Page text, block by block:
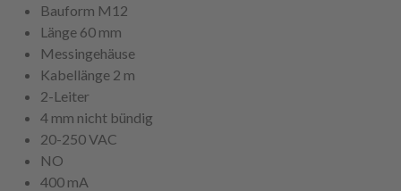
Bauform M12
Länge 60 mm
Messingehäuse
Kabellänge 2 m
2-Leiter
4 mm nicht bündig
20-250 VAC
NO
400 mA